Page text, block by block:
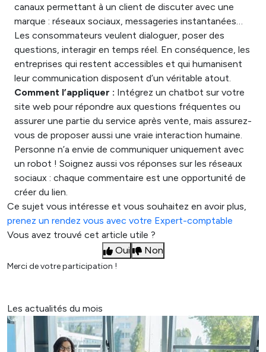
canaux permettant à un client de discuter avec une
marque : réseaux sociaux, messageries instantanées…
Les consommateurs veulent dialoguer, poser des
questions, interagir en temps réel. En conséquence, les
entreprises qui restent accessibles et qui humanisent
leur communication disposent d’un véritable atout.
Comment l’appliquer : Intégrez un chatbot sur votre
site web pour répondre aux questions fréquentes ou
assurer une partie du service après vente, mais assurez-
vous de proposer aussi une vraie interaction humaine.
Personne n’a envie de communiquer uniquement avec
un robot ! Soignez aussi vos réponses sur les réseaux
sociaux : chaque commentaire est une opportunité de
créer du lien.
Ce sujet vous intéresse et vous souhaitez en avoir plus,
prenez un rendez vous avec votre Expert-comptable
Vous avez trouvé cet article utile ?
Oui
Non
Merci de votre participation !
Les actualités du mois